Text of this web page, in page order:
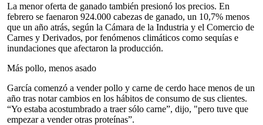
La menor oferta de ganado también presionó los precios. En
febrero se faenaron 924.000 cabezas de ganado, un 10,7% menos
que un año atrás, según la Cámara de la Industria y el Comercio de
Carnes y Derivados, por fenómenos climáticos como sequías e
inundaciones que afectaron la producción.
Más pollo, menos asado
García comenzó a vender pollo y carne de cerdo hace menos de un
año tras notar cambios en los hábitos de consumo de sus clientes.
“Yo estaba acostumbrado a traer sólo carne”, dijo, "pero tuve que
empezar a vender otras proteínas”.